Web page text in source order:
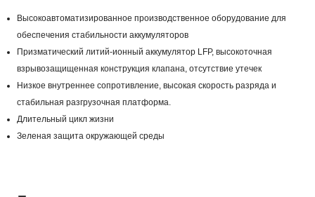
Высокоавтоматизированное производственное оборудование для
обеспечения стабильности аккумуляторов
Призматический литий-ионный аккумулятор LFP, высокоточная
взрывозащищенная конструкция клапана, отсутствие утечек
Низкое внутреннее сопротивление, высокая скорость разряда и
стабильная разгрузочная платформа.
Длительный цикл жизни
Зеленая защита окружающей среды